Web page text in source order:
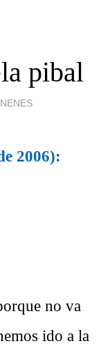
pibal
NENES
2006):
no va
ido a la